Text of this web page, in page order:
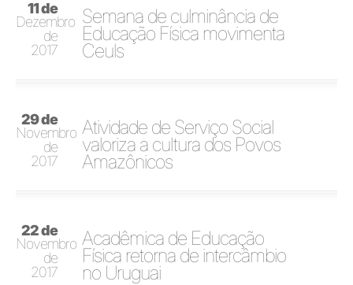
11 de
Dezembro
de
2017
Semana de culminância de
Educação Física movimenta
Ceuls
29 de
Novembro
de
2017
Atividade de Serviço Social
valoriza a cultura dos Povos
Amazônicos
22 de
Novembro
de
2017
Acadêmica de Educação
Física retorna de intercâmbio
no Uruguai